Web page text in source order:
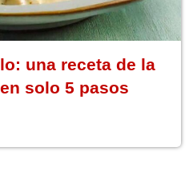
una receta de la
solo 5 pasos